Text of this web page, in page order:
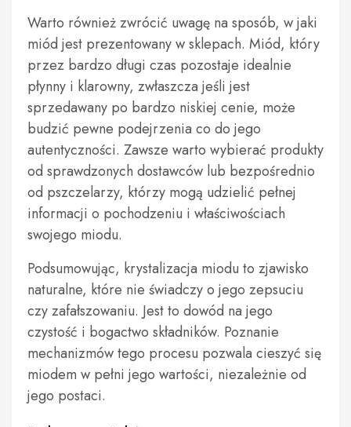
Warto również zwrócić uwagę na sposób, w jaki
miód jest prezentowany w sklepach. Miód, który
przez bardzo długi czas pozostaje idealnie
płynny i klarowny, zwłaszcza jeśli jest
sprzedawany po bardzo niskiej cenie, może
budzić pewne podejrzenia co do jego
autentyczności. Zawsze warto wybierać produkty
od sprawdzonych dostawców lub bezpośrednio
od pszczelarzy, którzy mogą udzielić pełnej
informacji o pochodzeniu i właściwościach
swojego miodu.
Podsumowując, krystalizacja miodu to zjawisko
naturalne, które nie świadczy o jego zepsuciu
czy zafałszowaniu. Jest to dowód na jego
czystość i bogactwo składników. Poznanie
mechanizmów tego procesu pozwala cieszyć się
miodem w pełni jego wartości, niezależnie od
jego postaci.